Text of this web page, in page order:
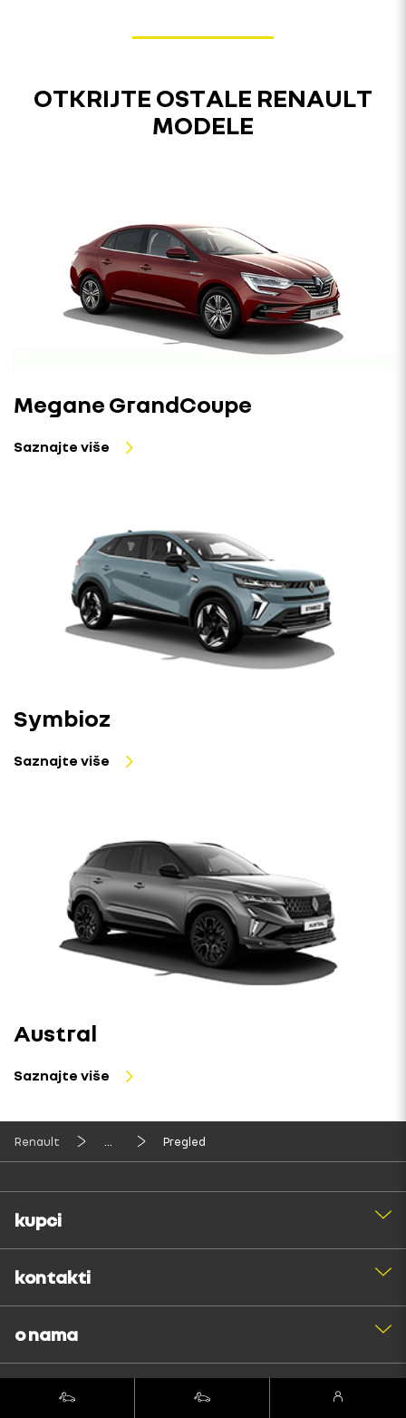
OTKRIJTE OSTALE RENAULT
MODELE
Megane GrandCoupe
Saznajte više
Symbioz
Saznajte više
Austral
Saznajte više